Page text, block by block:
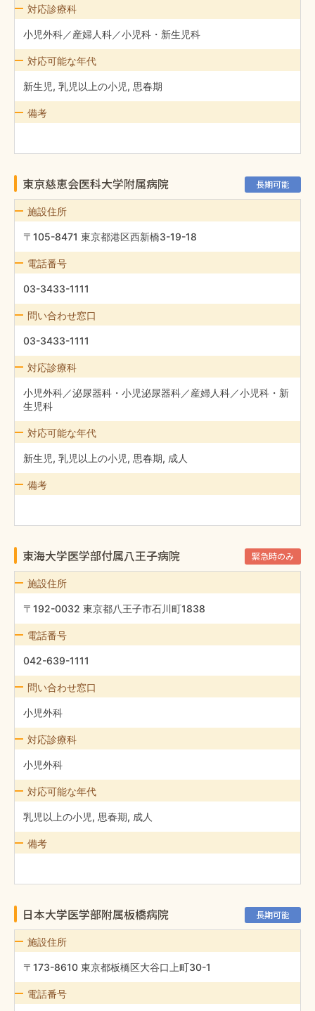
対応診療科
小児外科／産婦人科／小児科・新生児科
対応可能な年代
新生児, 乳児以上の小児, 思春期
備考
東京慈恵会医科大学附属病院 長期可能
施設住所
〒105-8471 東京都港区西新橋3-19-18
電話番号
03-3433-1111
問い合わせ窓口
03-3433-1111
対応診療科
小児外科／泌尿器科・小児泌尿器科／産婦人科／小児科・新
生児科
対応可能な年代
新生児, 乳児以上の小児, 思春期, 成人
備考
東海大学医学部付属八王子病院 緊急時のみ
施設住所
〒192-0032 東京都八王子市石川町1838
電話番号
042-639-1111
問い合わせ窓口
小児外科
対応診療科
小児外科
対応可能な年代
乳児以上の小児, 思春期, 成人
備考
日本大学医学部附属板橋病院 長期可能
施設住所
〒173-8610 東京都板橋区大谷口上町30-1
電話番号